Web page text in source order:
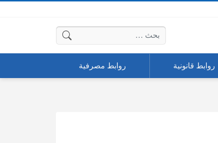
البحث عن:
روابط قانونية روابط مصرفية